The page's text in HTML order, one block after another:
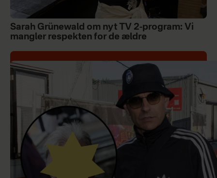
Sarah Grünewald om nyt TV 2-program: Vi
mangler respekten for de ældre